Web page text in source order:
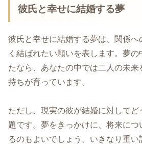
彼氏と幸せに結婚する夢
彼氏と幸せに結婚する夢は、関係へ
く結ばれたい願いを表します。夢
たなら、あなたの中では二人の未
持ちが育っています。
ただし、現実の彼が結婚に対してど
題です。夢をきっかけに、将来に
るのもよいでしょう。いきなり重い